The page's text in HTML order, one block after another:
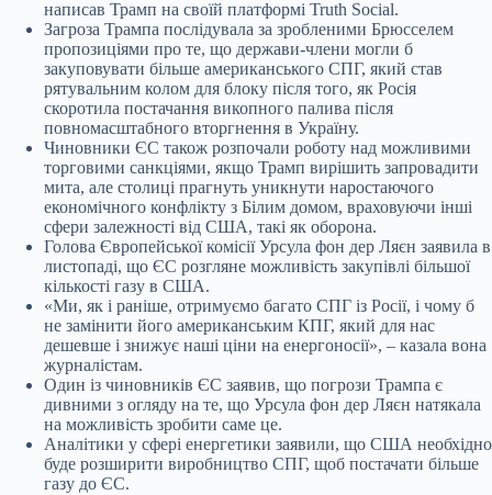
написав Трамп на своїй платформі Truth Social.
Загроза Трампа послідувала за зробленими Брюсселем
пропозиціями про те, що держави-члени могли б
закуповувати більше американського СПГ, який став
рятувальним колом для блоку після того, як Росія
скоротила постачання викопного палива після
повномасштабного вторгнення в Україну.
Чиновники ЄС також розпочали роботу над можливими
торговими санкціями, якщо Трамп вирішить запровадити
мита, але столиці прагнуть уникнути наростаючого
економічного конфлікту з Білим домом, враховуючи інші
сфери залежності від США, такі як оборона.
Голова Європейської комісії Урсула фон дер Ляєн заявила в
листопаді, що ЄС розгляне можливість закупівлі більшої
кількості газу в США.
«Ми, як і раніше, отримуємо багато СПГ із Росії, і чому б
не замінити його американським КПГ, який для нас
дешевше і знижує наші ціни на енергоносії», – казала вона
журналістам.
Один із чиновників ЄС заявив, що погрози Трампа є
дивними з огляду на те, що Урсула фон дер Ляєн натякала
на можливість зробити саме це.
Аналітики у сфері енергетики заявили, що США необхідно
буде розширити виробництво СПГ, щоб постачати більше
газу до ЄС.